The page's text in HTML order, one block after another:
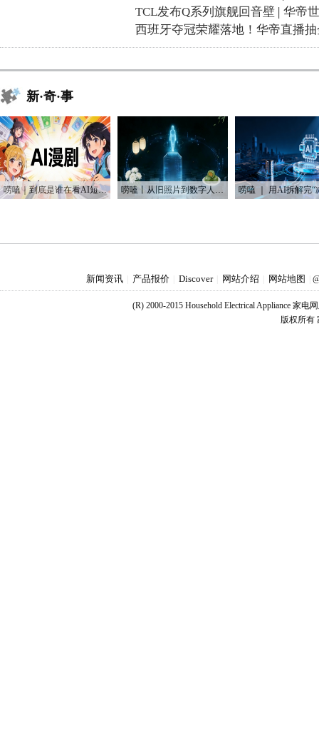
TCL发布Q系列旗舰回音壁 | 华帝
西班牙夺冠荣耀落地！华帝直播
新·奇·事
唠嗑｜到底是谁在看AI短剧？！ 唠嗑丨从旧照片到数字人：AI如何“复活”我们的思念
新闻资讯 产品报价 Discover 网站介绍 网站地图
(R) 2000-2015 Household Electrical Appliance 家电
版权所有